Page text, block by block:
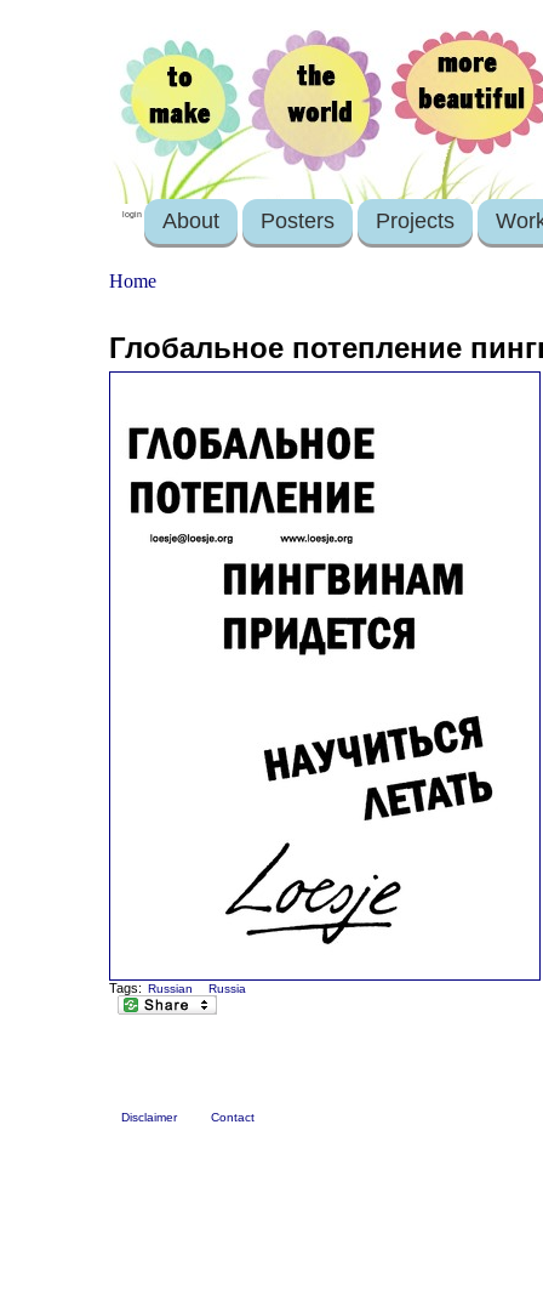
login About Posters Projects
Home
Глобальное потепление
Tags: Russian Russia
Disclaimer Contact